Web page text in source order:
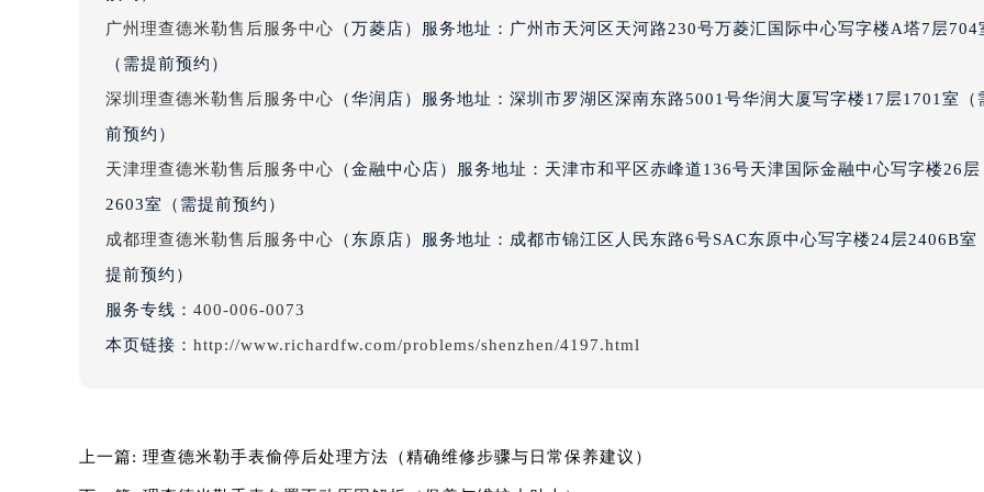
北京市朝阳区建国门外大街甲6号华熙国际中心D座11层1102室理查德米勒售后服务中心（北京总部
北京市东城区东长安街1号王府井东方广场W3座6层602室理查德米勒售后服务中心（需提前预约）
内蒙古自治区阿拉善盟市左旗土尔扈特大街理查德米勒售后服务中心（需提前预约）
内蒙古自治区巴彦淖尔市临河区新华街理查德米勒售后服务中心（需提前预约）
内蒙古自治区包头市青山区幸福路甲3号王府井百货名表维修理查德米勒售后服务中心（需提前预约）
内蒙古自治区通辽市科尔沁区明仁大街理查德米勒售后服务中心（需提前预约）
内蒙古自治区锡林郭勒盟市锡林浩特市光明街与额尔敦路交叉口理查德米勒售后服务中心（需提前预
广州理查德米勒售后服务中心 （万菱店）服务地址：广州市天河区天河路230号万菱汇国际中心写字楼A塔7层704
（需提前预约）
深圳理查德米勒售后服务中心 （华润店）服务地址：深圳市罗湖区深南东路5001号华润大厦写字楼17层1701室（
前预约）
天津理查德米勒售后服务中心 （金融中心店）服务地址：天津市和平区赤峰道136号天津国际金融中心写字楼26层
2603室（需提前预约）
成都理查德米勒售后服务中心 （东原店）服务地址：成都市锦江区人民东路6号SAC东原中心写字楼24层2406B室
提前预约）
服务专线： 400-006-0073
本页链接： http://www.richardfw.com/problems/shenzhen/4197.html
上一篇: 理查德米勒手表偷停后处理方法（精确维修步骤与日常保养建议）